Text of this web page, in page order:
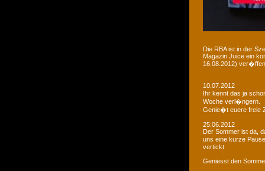
Die RBA ist in der
Magazin Juice ein
16.08.2012)
10.07.2012
Ihr kennt das ja
Woche verl�ngern.
Genie�t euere freie
25.06.2012
Der Sommer ist da,
uns eine kurze
vertickt.
Geniesst den